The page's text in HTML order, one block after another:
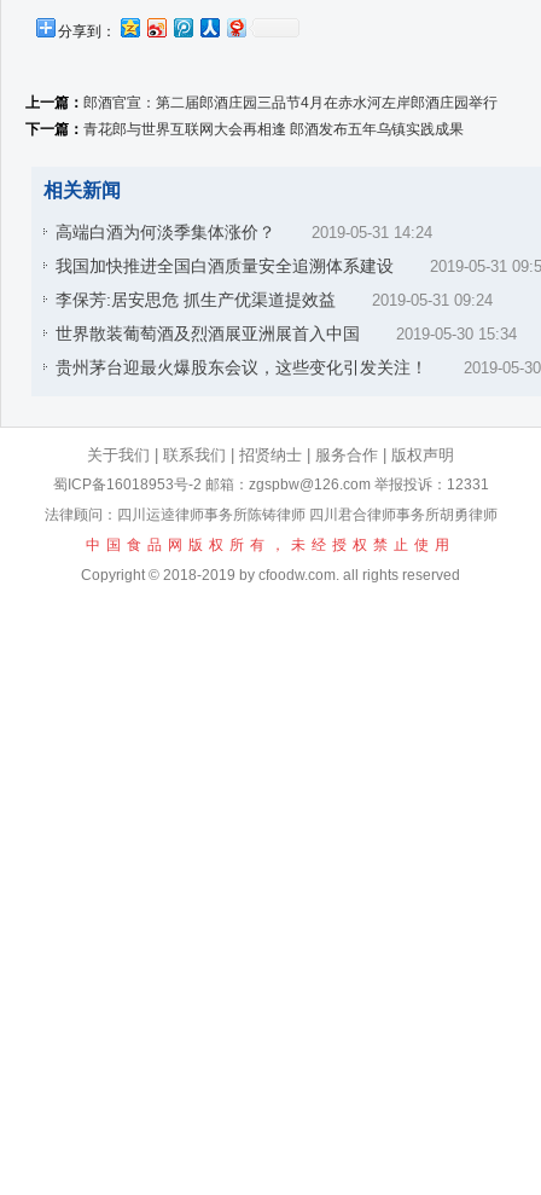
分享到：
上一篇： 郎酒官宣：第二届郎酒庄园三品节4月在赤水河左岸郎酒庄园举行
下一篇： 青花郎与世界互联网大会再相逢 郎酒发布五年乌镇实践成果
相关新闻
高端白酒为何淡季集体涨价？ 2019-05-31 14:24
我国加快推进全国白酒质量安全追溯体系建设 2019-05-31
李保芳:居安思危 抓生产优渠道提效益 2019-05-31 09:24
世界散装葡萄酒及烈酒展亚洲展首入中国 2019-05-30 15:34
贵州茅台迎最火爆股东会议，这些变化引发关注！ 2019-05-
关于我们 联系我们 招贤纳士 服务合作 版权声明
蜀ICP备16018953号-2 邮箱：zgspbw@126.com 举报投诉：12331
法律顾问：四川运逵律师事务所陈铸律师 四川君合律师事务所胡勇律师
中国食品网版权所有，未经授权禁止使用
Copyright © 2018-2019 by cfoodw.com. all rights reserved